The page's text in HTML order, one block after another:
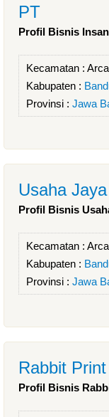
PT
Profil Bisnis
Kecamatan :
Kabupaten :
Provinsi : Jawa
Usaha
Profil Bisnis
Kecamatan :
Kabupaten :
Provinsi : Jawa
Rabbit Print
Profil Bisnis